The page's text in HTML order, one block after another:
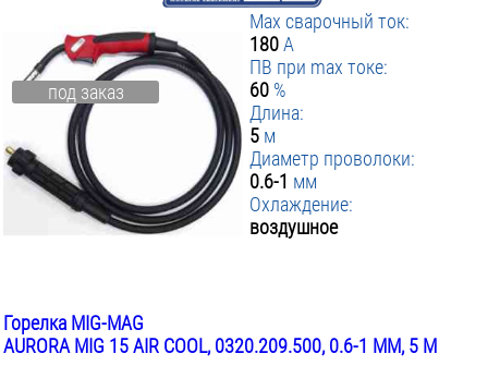
под заказ
Max сварочный ток:
180А
ПВ при max токе:
60 %
Длина:
5 м
Диаметр проволоки:
0.6-1 мм
Охлаждение:
воздушное
Горелка MIG-MAG
AURORA MIG 15 AIR COOL, 0320.209.500, 0.6-1 ММ, 5 М